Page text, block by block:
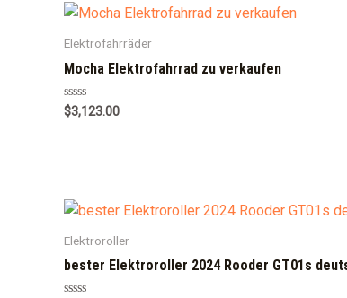
Elektrofahrräder
Mocha Elektrofahrrad zu verkaufen
Rated
0
$3,123.00
Elektroroller
bester Elektroroller 2024 Rooder GT01s